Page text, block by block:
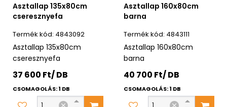
Asztallap 135x80cm
cseresznyefa
4843092
Asztallap 135x80cm
cseresznyefa
37 600 Ft/ DB
CSOMAGOLÁS: 1 DB
Asztallap 160x80cm
barna
4843111
Asztallap 160x80cm
barna
40 700 Ft/ DB
CSOMAGOLÁS: 1 DB